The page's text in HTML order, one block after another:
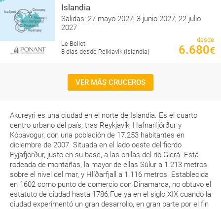
Islandia
Salidas: 27 mayo 2027; 3 junio 2027; 22 julio
2027
Le Bellot
8 días desde Reikiavik (Islandia)
desde
6.680€
VER MÁS CRUCEROS
Akureyri es una ciudad en el norte de Islandia. Es el cuarto
centro urbano del país, tras Reykjavík, Hafnarfjörður y
Kópavogur, con una población de 17.253 habitantes en
diciembre de 2007. Situada en el lado oeste del fiordo
Eyjafjörður, justo en su base, a las orillas del río Glerá. Está
rodeada de montañas, la mayor de ellas Súlur a 1.213 metros
sobre el nivel del mar, y Hlíðarfjall a 1.116 metros. Establecida
en 1602 como punto de comercio con Dinamarca, no obtuvo el
estatuto de ciudad hasta 1786.Fue ya en el siglo XIX cuando la
ciudad experimentó un gran desarrollo, en gran parte por el fin